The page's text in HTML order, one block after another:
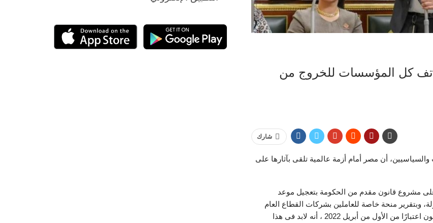
كل المؤسسات للخروج من
شارك
أن مصر أمام أزمة عالمية تلقى بآثارها على
مشروع قانون مقدم من الحكومة بتعجيل موعد
وبتقرير منحة خاصة للعاملين بشركات القطاع العام
وقطاع الأعمال العام، وزيادة المعاشات المدنية، والعسكرية، لتكون اعتبارًا من الأول من أبريل 2022 ، أنه لابد فى هذا